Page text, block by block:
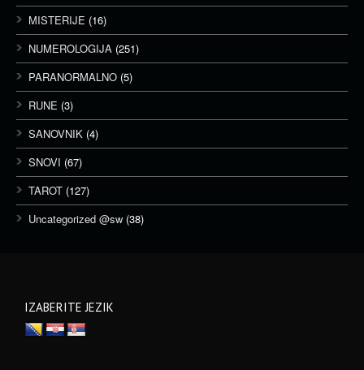
MISTERIJE (16)
NUMEROLOGIJA (251)
PARANORMALNO (5)
RUNE (3)
SANOVNIK (4)
SNOVI (67)
TAROT (127)
Uncategorized @sw (38)
IZABERITE JEZIK